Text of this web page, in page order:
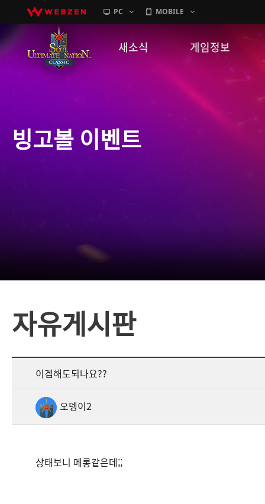
PC MOBILE
새소식
GM노트
게임정보
캐릭터소개
빙고볼 이벤트
자유게시판
이겜해도되나요??
오뎅이2
상태보니 메롱같은데;;